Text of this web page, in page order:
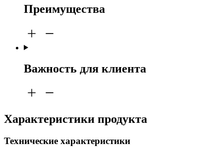
Преимущества
Важность для клиента
Характеристики продукта
Технические характеристики